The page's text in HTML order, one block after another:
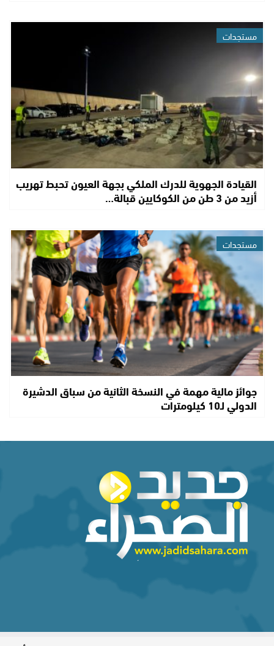
مستجدات
القيادة الجهوية للدرك الملكي بجهة العيون تحبط تهريب
أزيد من 3 طن من الكوكايين قبالة…
مستجدات
جوائز مالية مهمة في النسخة الثانية من سباق الدشيرة
الدولي لـ10 كيلومترات